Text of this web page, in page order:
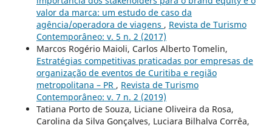
valor da marca: um estudo de caso da
agência/operadora de viagens , Revista de Turismo
Contemporâneo: v. 5 n. 2 (2017)
Marcos Rogério Maioli, Carlos Alberto Tomelin,
Estratégias competitivas praticadas por empresas de
organização de eventos de Curitiba e região
metropolitana – PR , Revista de Turismo
Contemporâneo: v. 7 n. 2 (2019)
Tatiana Porto de Souza, Liciane Oliveira da Rosa,
Carolina da Silva Gonçalves, Luciara Bilhalva Corrêa,